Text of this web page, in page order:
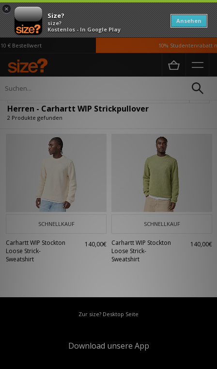
×
Size?
size?
Kostenlos - In Google Play
Ansehen
€ Bestellwert 10% Studentenrabatt
Home Herren
Herren - Carhartt WIP Strickpullover
2 Produkte gefunden
SCHNELLKAUF
Carhartt WIP Stockton
Loose Strick-
Sweatshirt
140,00€
SCHNELLKAUF
Carhartt WIP Stockton
Loose Strick-
Sweatshirt
140,00€
Zur size? Desktop Seite
Download unsere App